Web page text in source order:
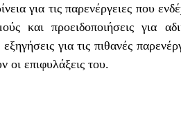
για τις παρενέργειες που
προειδοποιήσεις για
για τις πιθανές
οι επιφυλάξεις του.